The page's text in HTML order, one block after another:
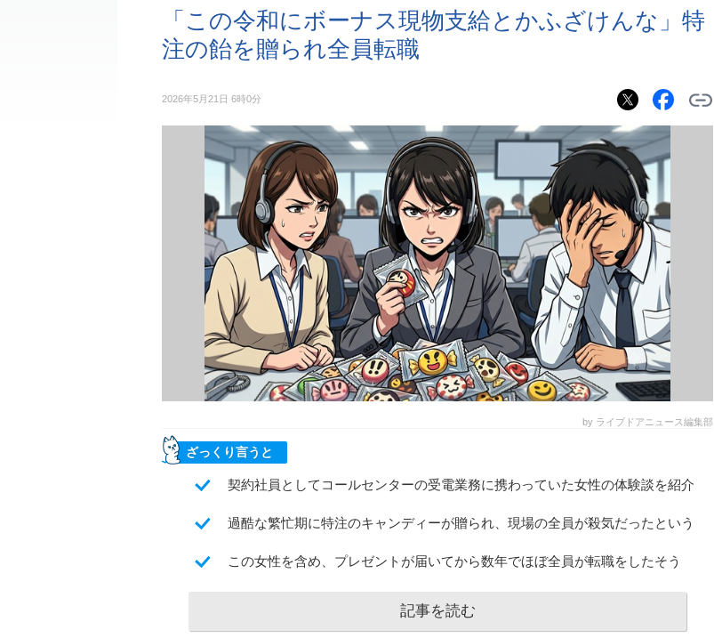
「この令和にボーナス現物支給とかふざけんな」特
注の飴を贈られ全員転職
2026年5月21日 6時0分
by ライブドアニュース編集部
ざっくり言うと
契約社員としてコールセンターの受電業務に携わっていた女性の体験談を紹介
過酷な繁忙期に特注のキャンディーが贈られ、現場の全員が殺気だったという
この女性を含め、プレゼントが届いてから数年でほぼ全員が転職をしたそう
記事を読む